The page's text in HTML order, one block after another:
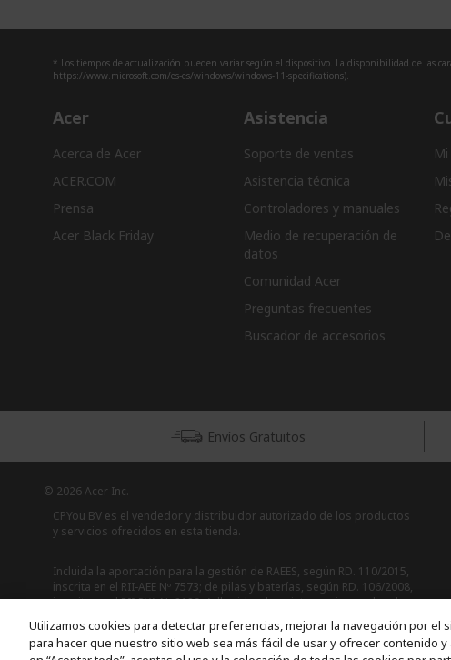
* Los tiempos de actualización pueden variar según el dispositivo. La disponibilidad de las
https://www.microsoft.com/es-es/windows/windows-11-specifications).
Acer
Acerca de Acer
ACER.COM
Prensa
Acer Black Friday
Asistencia
Soporte de ventas
Asistencia técnica
Controladores y manuales
Medio de recuperación de
datos
Comunidad Acer
Preguntas frecuentes
Buscador de accesorios
Envíos Gratuitos
© 2026 Acer Inc.
CPYou BV es el vendedor y distribuidor autorizado de los productos
y servicios ofrecidos en esta tienda.
Incluida la aportación para la gestión de RAEES, según RD. 110/2015,
inscrita en el RII-AEE Nº 7573; de pilas y baterías, según RD. 106/2008,
inscrita en el RII-PYA Nº 2180. Adherida a los sistemas integrales de
gestión de ecopilas y ecoembes.
Utilizamos cookies para detectar preferencias, mejorar la navegación por el
para hacer que nuestro sitio web sea más fácil de usar y ofrecer contenido